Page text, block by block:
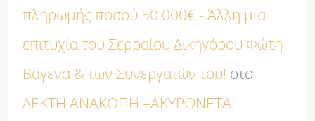
πληρωμής ποσού 50.000€ - Άλλη μια
επιτυχία του Σερραίου Δικηγόρου Φώτη
Βαγενα & των Συνεργατών του! στο
ΔΕΚΤΗ ΑΝΑΚΟΠΗ –ΑΚΥΡΩΝΕΤΑΙ